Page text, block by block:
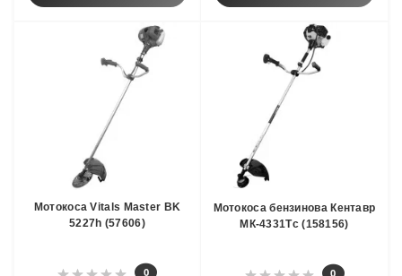
Мотокоса Vitals Master BK
5227h (57606)
0
Мотокоса бензинова Кентавр
МК-4331Тc (158156)
0